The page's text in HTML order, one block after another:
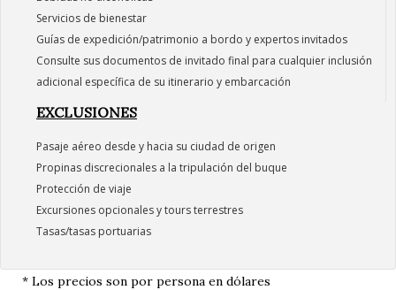
Servicios de bienestar
Guías de expedición/patrimonio a bordo y expertos invitados
Consulte sus documentos de invitado final para cualquier inclusión
adicional específica de su itinerario y embarcación
EXCLUSIONES
Pasaje aéreo desde y hacia su ciudad de origen
Propinas discrecionales a la tripulación del buque
Protección de viaje
Excursiones opcionales y tours terrestres
Tasas/tasas portuarias
* Los precios son por persona en dólares